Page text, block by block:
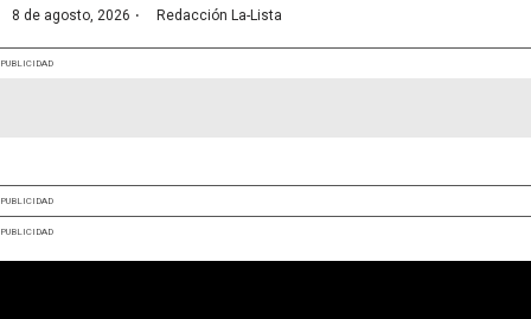
8 de agosto, 2026 · Redacción La-Lista
PUBLICIDAD
PUBLICIDAD
PUBLICIDAD